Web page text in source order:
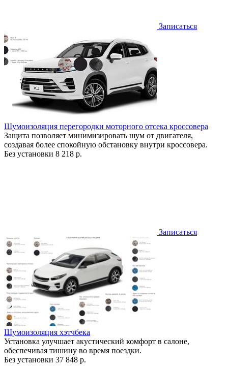
Записаться
Шумоизоляция перегородки моторного отсека кроссовера
Защита позволяет минимизировать шум от двигателя,
создавая более спокойную обстановку внутри кроссовера.
Без установки 8 218 р.
Записаться
Шумоизоляция хэтчбека
Установка улучшает акустический комфорт в салоне,
обеспечивая тишину во время поездки.
Без установки 37 848 р.